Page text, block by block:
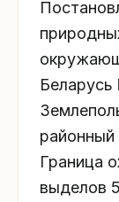
районный
Граница
выделов